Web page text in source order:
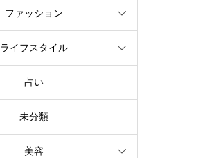
ファッション
ライフスタイル
占い
未分類
美容